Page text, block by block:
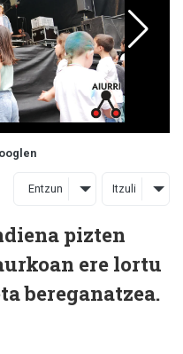
Entzun Itzuli
pizten
ere lortu
bereganatzea.